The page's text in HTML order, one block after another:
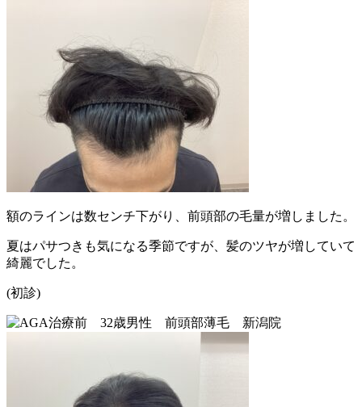
額のラインは数センチ下がり、前頭部の毛量が増しました。
夏はパサつきも気になる季節ですが、髪のツヤが増していて
綺麗でした。
(初診)